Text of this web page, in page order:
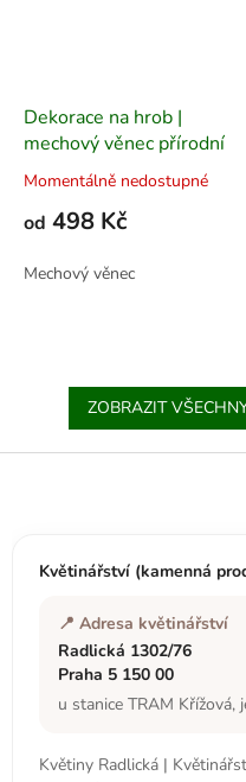
Dekorace na hrob |
mechový věnec přírodní
Momentálně nedostupné
od 498 Kč
Mechový věnec
ZOBRAZIT
Z
Květinářství (kamenná
📍 Adresa květinářství
Radlická 1302/76
Praha 5 150 00
u stanice TRAM
Květiny Radlická |